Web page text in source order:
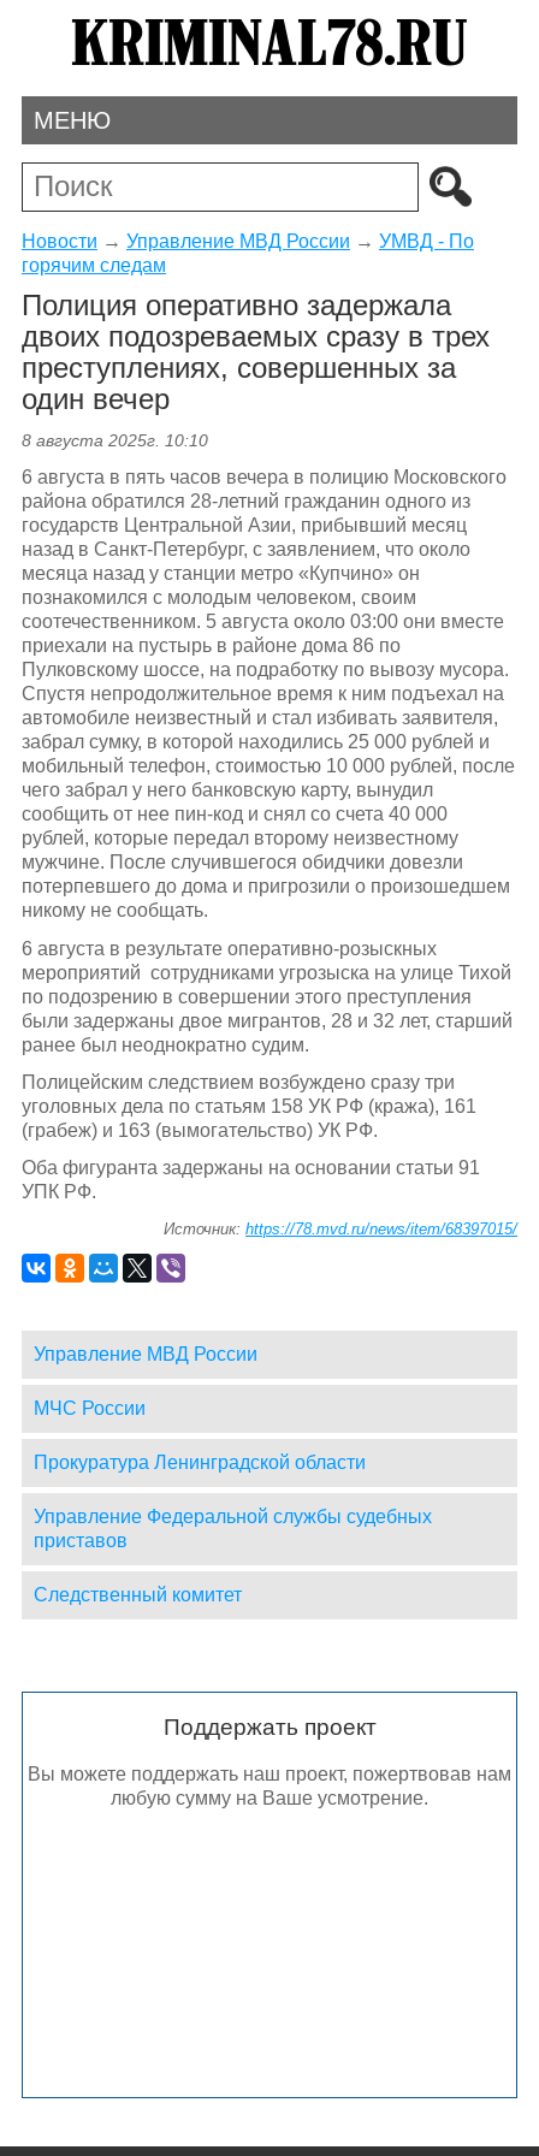
МЕНЮ
Новости → Управление МВД России → УМВД - По
горячим следам
Полиция оперативно задержала
двоих подозреваемых сразу в трех
преступлениях, совершенных за
один вечер
8 августа 2025г. 10:10
6 августа в пять часов вечера в полицию Московского
района обратился 28-летний гражданин одного из
государств Центральной Азии, прибывший месяц
назад в Санкт-Петербург, с заявлением, что около
месяца назад у станции метро «Купчино» он
познакомился с молодым человеком, своим
соотечественником. 5 августа около 03:00 они вместе
приехали на пустырь в районе дома 86 по
Пулковскому шоссе, на подработку по вывозу мусора.
Спустя непродолжительное время к ним подъехал на
автомобиле неизвестный и стал избивать заявителя,
забрал сумку, в которой находились 25 000 рублей и
мобильный телефон, стоимостью 10 000 рублей, после
чего забрал у него банковскую карту, вынудил
сообщить от нее пин-код и снял со счета 40 000
рублей, которые передал второму неизвестному
мужчине. После случившегося обидчики довезли
потерпевшего до дома и пригрозили о произошедшем
никому не сообщать.
6 августа в результате оперативно-розыскных
мероприятий сотрудниками угрозыска на улице Тихой
по подозрению в совершении этого преступления
были задержаны двое мигрантов, 28 и 32 лет, старший
ранее был неоднократно судим.
Полицейским следствием возбуждено сразу три
уголовных дела по статьям 158 УК РФ (кража), 161
(грабеж) и 163 (вымогательство) УК РФ.
Оба фигуранта задержаны на основании статьи 91
УПК РФ.
Источник:https://78.mvd.ru/news/item/68397015/
Управление МВД России
МЧС России
Прокуратура Ленинградской области
Управление Федеральной службы судебных
приставов
Следственный комитет
Поддержать проект
Вы можете поддержать наш проект, пожертвовав нам
любую сумму на Ваше усмотрение.